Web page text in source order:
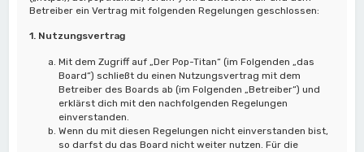
Betreiber ein Vertrag mit folgenden Regelungen geschlossen:
1. Nutzungsvertrag
Mit dem Zugriff auf „Der Pop-Titan“ (im Folgenden „das
Board“) schließt du einen Nutzungsvertrag mit dem
Betreiber des Boards ab (im Folgenden „Betreiber“) und
erklärst dich mit den nachfolgenden Regelungen
einverstanden.
Wenn du mit diesen Regelungen nicht einverstanden bist,
so darfst du das Board nicht weiter nutzen. Für die